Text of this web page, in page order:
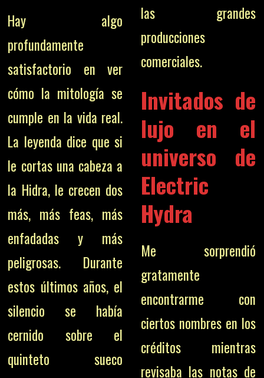
Hay algo
profundamente
satisfactorio en ver
cómo la mitología se
cumple en la vida real.
La leyenda dice que si
le cortas una cabeza a
la Hidra, le crecen dos
más, más feas, más
enfadadas y más
peligrosas. Durante
estos últimos años, el
silencio se había
cernido sobre el
quinteto sueco
las grandes
producciones
comerciales.
Invitados de
lujo en el
universo de
Electric
Hydra
Me sorprendió
gratamente
encontrarme con
ciertos nombres en los
créditos mientras
revisaba las notas de